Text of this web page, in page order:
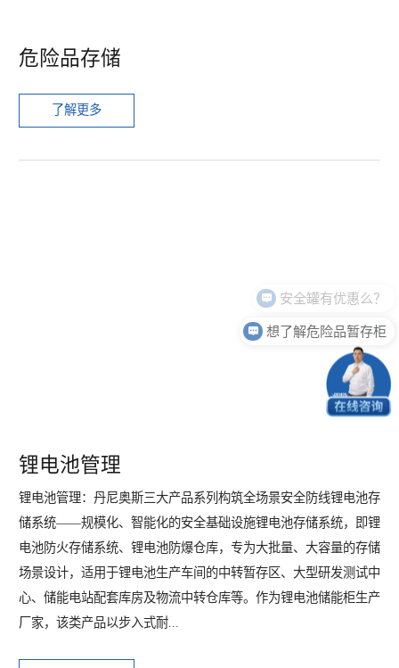
危险品存储
了解更多
锂电池管理
锂电池管理：丹尼奥斯三大产品系列构筑全场景安全防线锂电池存
储系统——规模化、智能化的安全基础设施锂电池存储系统，即锂
电池防火存储系统、锂电池防爆仓库，专为大批量、大容量的存储
场景设计，适用于锂电池生产车间的中转暂存区、大型研发测试中
心、储能电站配套库房及物流中转仓库等。作为锂电池储能柜生产
厂家，该类产品以步入式耐...
想了解危险品暂存柜
安全罐有优惠么？